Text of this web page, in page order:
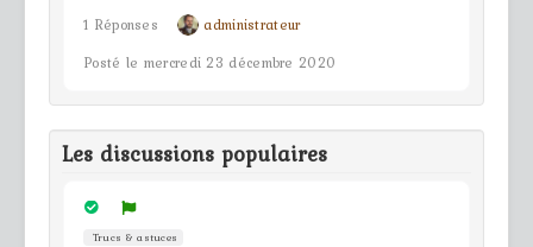
1 Réponses
administrateur
Posté le mercredi 23 décembre 2020
Les discussions populaires
Trucs & astuces